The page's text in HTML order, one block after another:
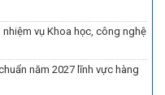
vụ Khoa học, công nghệ
năm 2027 lĩnh vực hàng